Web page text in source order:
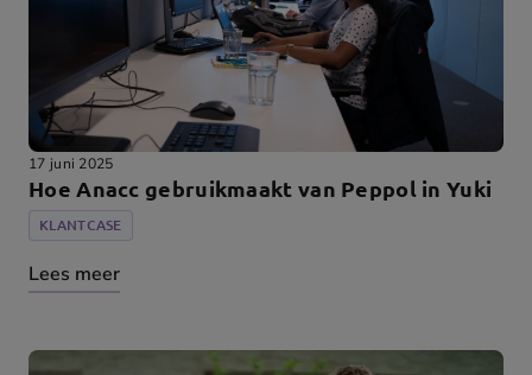
17 juni 2025
Hoe Anacc gebruikmaakt van Peppol in Yuki
KLANTCASE
Lees meer